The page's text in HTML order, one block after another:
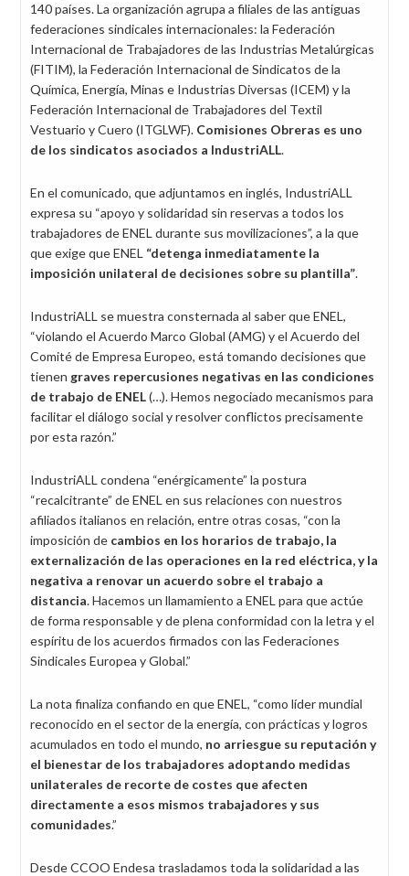
140 países. La organización agrupa a filiales de las antiguas
federaciones sindicales internacionales: la Federación
Internacional de Trabajadores de las Industrias Metalúrgicas
(FITIM), la Federación Internacional de Sindicatos de la
Química, Energía, Minas e Industrias Diversas (ICEM) y la
Federación Internacional de Trabajadores del Textil
Vestuario y Cuero (ITGLWF). Comisiones Obreras es uno
de los sindicatos asociados a IndustriALL.
En el comunicado, que adjuntamos en inglés, IndustriALL
expresa su “apoyo y solidaridad sin reservas a todos los
trabajadores de ENEL durante sus movilizaciones”, a la que
que exige que ENEL “detenga inmediatamente la
imposición unilateral de decisiones sobre su plantilla”.
IndustriALL se muestra consternada al saber que ENEL,
“violando el Acuerdo Marco Global (AMG) y el Acuerdo del
Comité de Empresa Europeo, está tomando decisiones que
tienen graves repercusiones negativas en las condiciones
de trabajo de ENEL(…). Hemos negociado mecanismos para
facilitar el diálogo social y resolver conflictos precisamente
por esta razón.”
IndustriALL condena “enérgicamente” la postura
“recalcitrante” de ENEL en sus relaciones con nuestros
afiliados italianos en relación, entre otras cosas, “con la
imposición de cambios en los horarios de trabajo, la
externalización de las operaciones en la red eléctrica, y la
negativa a renovar un acuerdo sobre el trabajo a
distancia. Hacemos un llamamiento a ENEL para que actúe
de forma responsable y de plena conformidad con la letra y el
espíritu de los acuerdos firmados con las Federaciones
Sindicales Europea y Global.”
La nota finaliza confiando en que ENEL, “como líder mundial
reconocido en el sector de la energía, con prácticas y logros
acumulados en todo el mundo, no arriesgue su reputación y
el bienestar de los trabajadores adoptando medidas
unilaterales de recorte de costes que afecten
directamente a esos mismos trabajadores y sus
comunidades.”
Desde CCOO Endesa trasladamos toda la solidaridad a las